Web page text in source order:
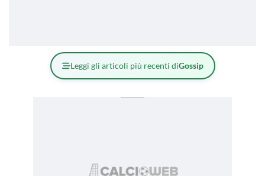
Leggi gli articoli più recenti diGossip